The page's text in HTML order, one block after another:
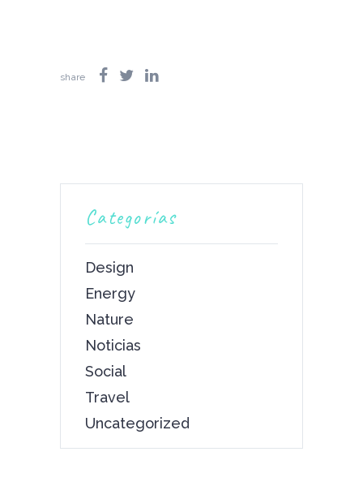
share
Categorías
Design
Energy
Nature
Noticias
Social
Travel
Uncategorized